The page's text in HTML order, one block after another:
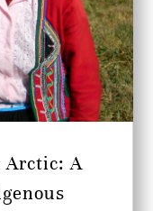
Arctic: A